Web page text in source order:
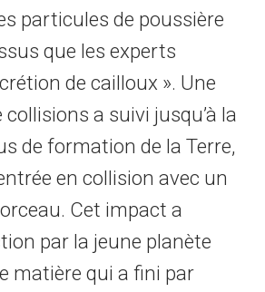
particules de poussière
que les experts
de cailloux ». Une
a suivi jusqu’à la
de formation de la Terre,
en collision avec un
Cet impact a
par la jeune planète
matière qui a fini par